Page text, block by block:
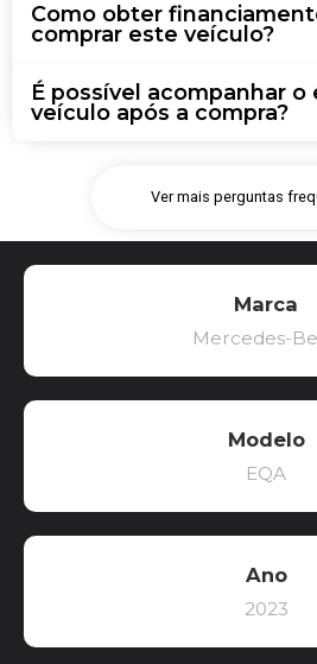
Como obter
comprar este veículo?
É possível acompanhar
veículo após a compra?
Ver mais perguntas
Marca
Mercedes-
Modelo
EQA
Ano
2023